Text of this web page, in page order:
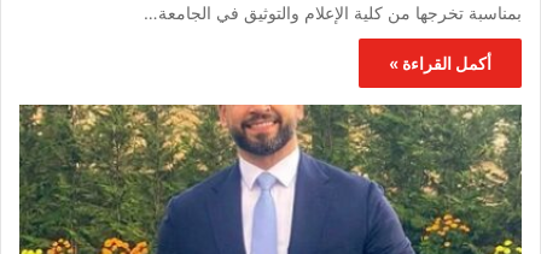
بمناسبة تخرجها من كلية الإعلام والتوثيق في الجامعة…
أكمل القراءة »